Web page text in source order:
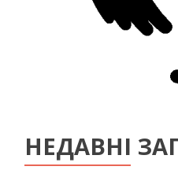
НЕДАВНІ